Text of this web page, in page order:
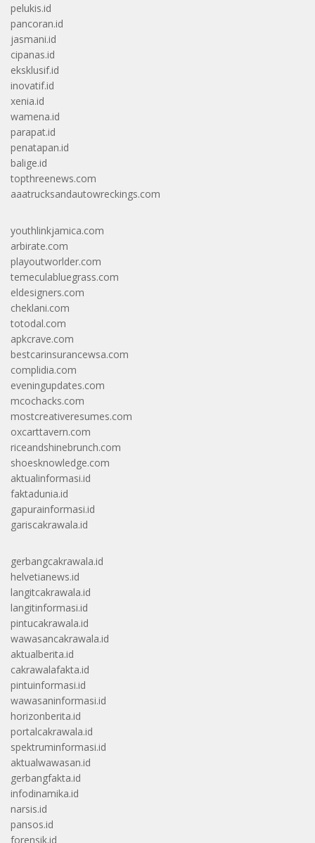
pelukis.id
pancoran.id
jasmani.id
cipanas.id
eksklusif.id
inovatif.id
xenia.id
wamena.id
parapat.id
penatapan.id
balige.id
topthreenews.com
aaatrucksandautowreckings.com
youthlinkjamica.com
arbirate.com
playoutworlder.com
temeculabluegrass.com
eldesigners.com
cheklani.com
totodal.com
apkcrave.com
bestcarinsurancewsa.com
complidia.com
eveningupdates.com
mcochacks.com
mostcreativeresumes.com
oxcarttavern.com
riceandshinebrunch.com
shoesknowledge.com
aktualinformasi.id
faktadunia.id
gapurainformasi.id
gariscakrawala.id
gerbangcakrawala.id
helvetianews.id
langitcakrawala.id
langitinformasi.id
pintucakrawala.id
wawasancakrawala.id
aktualberita.id
cakrawalafakta.id
pintuinformasi.id
wawasaninformasi.id
horizonberita.id
portalcakrawala.id
spektruminformasi.id
aktualwawasan.id
gerbangfakta.id
infodinamika.id
narsis.id
pansos.id
forensik.id